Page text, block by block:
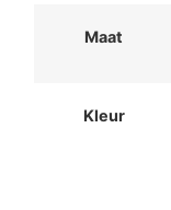
Maat
Kleur